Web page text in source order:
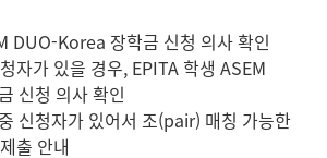
DUO-Korea 장학금 신청 의사 확인
자가 있을 경우, EPITA 학생 ASEM
신청 의사 확인
신청자가 있어서 조(pair) 매칭 가능한
출 안내